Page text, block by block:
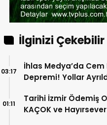
İlginizi Çekebilir
İhlas Medya’da Cem
Depremi! Yollar
03:17
Tarihi İzmir Ödemiş
KAÇOK ve
01:11